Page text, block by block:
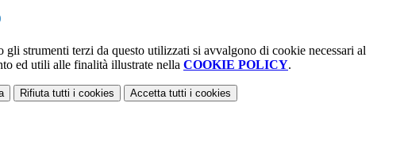
gli strumenti terzi da questo utilizzati si avvalgono di cookie necessari al
ed utili alle finalità illustrate nella COOKIE POLICY.
Rifiuta tutti i cookies Accetta tutti i cookies